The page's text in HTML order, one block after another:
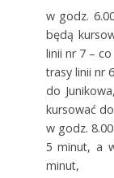
w godz.
będą
linii nr 7 –
trasy linii nr
do
kursować
w godz.
5 minut, a
minut,